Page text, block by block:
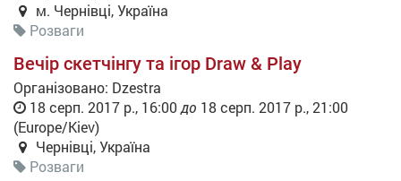
м. Чернівці,Україна
Розваги
Вечір скетчінгу та ігор Draw & Play
Організовано: Dzestra
18 серп. 2017 р., 16:00до 18 серп. 2017 р., 21:00
(Europe/Kiev)
Чернівці,Україна
Розваги